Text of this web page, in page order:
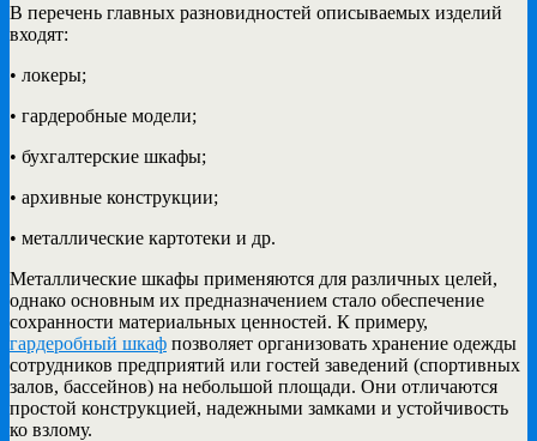
В перечень главных разновидностей описываемых изделий
входят:
• локеры;
• гардеробные модели;
• бухгалтерские шкафы;
• архивные конструкции;
• металлические картотеки и др.
Металлические шкафы применяются для различных целей,
однако основным их предназначением стало обеспечение
сохранности материальных ценностей. К примеру,
гардеробный шкаф позволяет организовать хранение одежды
сотрудников предприятий или гостей заведений (спортивных
залов, бассейнов) на небольшой площади. Они отличаются
простой конструкцией, надежными замками и устойчивость
ко взлому.